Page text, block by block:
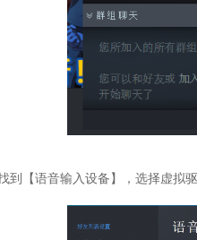
到【语音输入设备】，选择虚拟